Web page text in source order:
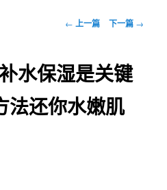
文
航
← 上一篇 下一篇 →
水保湿是关键
法还你水嫩肌